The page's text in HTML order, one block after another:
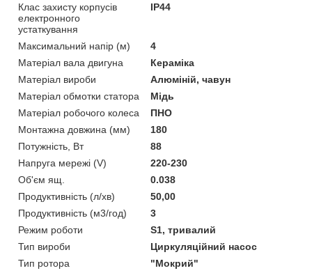
Клас захисту корпусів
електронного
устаткування
IP44
Максимальний напір (м)
4
Матеріал вала двигуна
Кераміка
Матеріал вироби
Алюміній, чавун
Матеріал обмотки статора
Мідь
Матеріал робочого колеса
ПНО
Монтажна довжина (мм)
180
Потужність, Вт
88
Напруга мережі (V)
220-230
Об'єм ящ.
0.038
Продуктивність (л/хв)
50,00
Продуктивність (м3/год)
3
Режим роботи
S1, тривалий
Тип вироби
Циркуляційний насос
Тип ротора
"Мокрий"